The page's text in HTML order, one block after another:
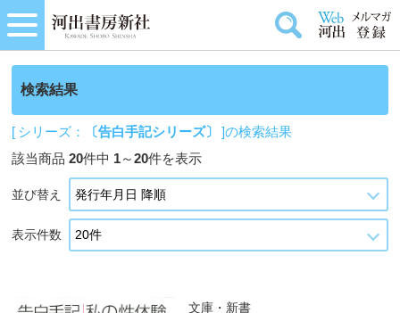
検索結果
[ シリーズ： 〔告白手記シリーズ〕
]の検索結果
該当商品20件中 1～20件を表示
並び替え
表示件数
文庫・新書